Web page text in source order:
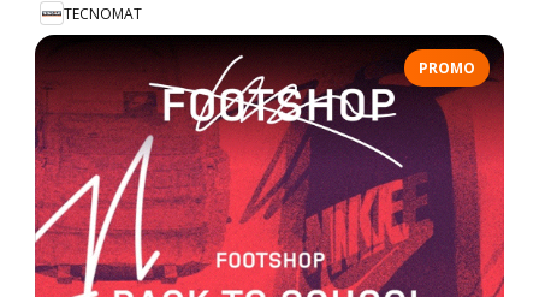
TECNOMAT
PROMO